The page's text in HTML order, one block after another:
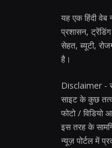
यह एक हिंदी वेब
प्रशासन,
सेहत, ब्यूटी,
है।
Disclaimer -
साइट के कुछ
फोटो / विडियो
इस तरह के
न्यूज़ पोर्टल में